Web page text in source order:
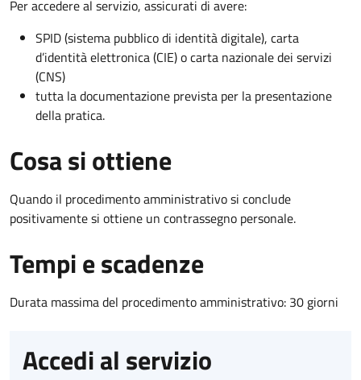
Per accedere al servizio, assicurati di avere:
SPID (sistema pubblico di identità digitale), carta
d’identità elettronica (CIE) o carta nazionale dei servizi
(CNS)
tutta la documentazione prevista per la presentazione
della pratica.
Cosa si ottiene
Quando il procedimento amministrativo si conclude
positivamente si ottiene un contrassegno personale.
Tempi e scadenze
Durata massima del procedimento amministrativo: 30 giorni
Accedi al servizio